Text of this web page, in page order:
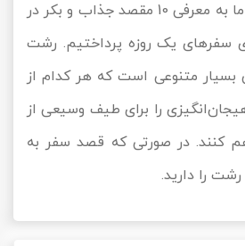
در این مقاله از کایت ما به معرفی 10 مقصد جذاب و بکر در
سفرهای یک روزه پرداختیم. رشت
بسیار متنوعی است که هر کدام از
را برای طیف وسیعی از
کنند. در صورتی که قصد سفر به
را دارید.